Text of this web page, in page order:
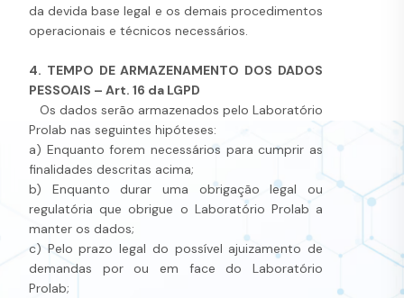
da devida base legal e os demais procedimentos
operacionais e técnicos necessários.
4. TEMPO DE ARMAZENAMENTO DOS DADOS
PESSOAIS – Art. 16 da LGPD
Os dados serão armazenados pelo Laboratório
Prolab nas seguintes hipóteses:
a) Enquanto forem necessários para cumprir as
finalidades descritas acima;
b) Enquanto durar uma obrigação legal ou
regulatória que obrigue o Laboratório Prolab a
manter os dados;
c) Pelo prazo legal do possível ajuizamento de
demandas por ou em face do Laboratório
Prolab;